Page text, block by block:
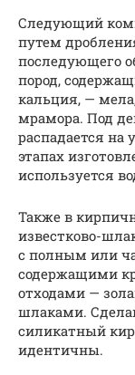
Следующий
путем
последующего
пород,
кальция, —
мрамора. Под
распадается на
этапах
используется
Также в
известково-
с полным или
содержащими
отходами —
шлаками.
силикатный
идентичны.